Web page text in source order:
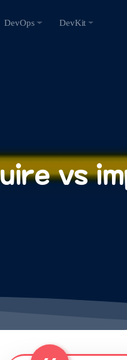
vs
DevOps DevKit